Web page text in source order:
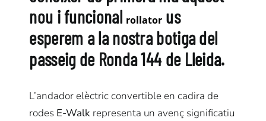
nou i funcional rollator us
esperem a la nostra botiga del
passeig de Ronda 144 de Lleida.
L’andador elèctric convertible en cadira de
rodes E-Walk representa un avenç significatiu